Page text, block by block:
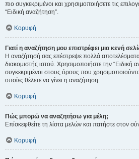
πιο συγκεκριμένοι και χρησιμοποιήσετε τις
“Ειδική αναζήτηση”.
Κορυφή
Γιατί η αναζήτηση μου επιστρέφει μια κενή
Η αναζήτησή σας επέστρεψε πολλά αποτελέσματα
διακομιστής ιστού. Χρησιμοποιήστε την “Ειδική
συγκεκριμένοι στους όρους που
οποίες θέλετε να γίνει η αναζήτηση.
Κορυφή
Πώς μπορώ να αναζητήσω για μέλη;
Επίσκεφθείτε τη λίστα μελών και πατήστε στον
Κορυφή